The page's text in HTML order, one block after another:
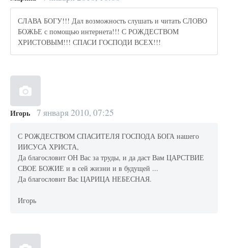
СЛАВА БОГУ!!! Дал возможность слушать и читать СЛОВО
БОЖЬЕ с помощью интернета!!! С РОЖДЕСТВОМ
ХРИСТОВЫМ!!! СПАСИ ГОСПОДИ ВСЕХ!!!
Игорь 7 января 2010, 07:25
С РОЖДЕСТВОМ СПАСИТЕЛЯ ГОСПОДА БОГА нашего
ИИСУСА ХРИСТА,
Да благословит ОН Вас за труды, и да даст Вам ЦАРСТВИЕ
СВОЕ БОЖИЕ и в сей жизни и в будущей ...
Да благословит Вас ЦАРИЦА НЕБЕСНАЯ.
Игорь